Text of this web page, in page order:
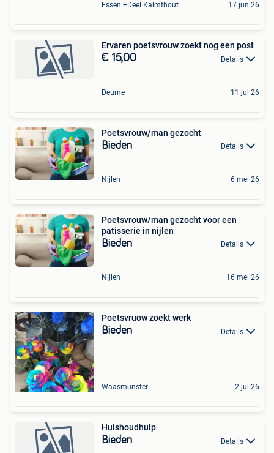
Essen +Deel Kalmthout 17 jun 26
Ervaren poetsvrouw zoekt nog een post
€ 15,00 Details
Deurne 11 jul 26
Poetsvrouw/man gezocht
Bieden Details
Nijlen 6 mei 26
Poetsvrouw/man gezocht voor een
patisserie in nijlen
Bieden Details
Nijlen 16 mei 26
Poetsvruow zoekt werk
Bieden Details
Waasmunster 2 jul 26
Huishoudhulp
Bieden Details